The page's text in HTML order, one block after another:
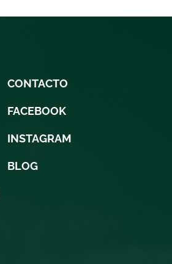
CONTACTO
FACEBOOK
INSTAGRAM
BLOG